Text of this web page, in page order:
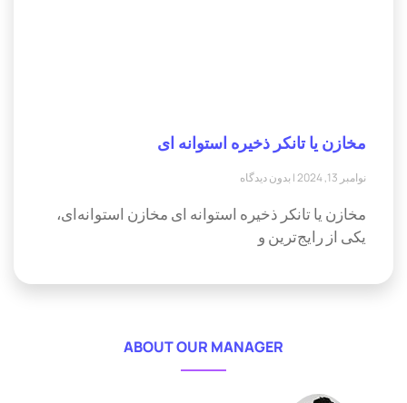
مخازن یا تانکر ذخیره استوانه ای
نوامبر 13, 2024 بدون دیدگاه
مخازن یا تانکر ذخیره استوانه ای مخازن استوانه‌ای،
یکی از رایج‌ترین و
ABOUT OUR MANAGER